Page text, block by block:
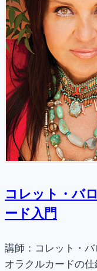
コレット・バ
ード入門
講師：コレット・
オラクルカードの